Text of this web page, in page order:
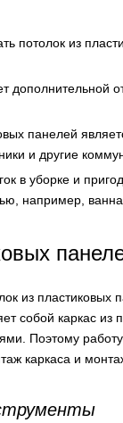
потолок из
дополнительной
панелей
и другие
в уборке и
например,
из пластиковых
собой каркас
Поэтому
каркаса и